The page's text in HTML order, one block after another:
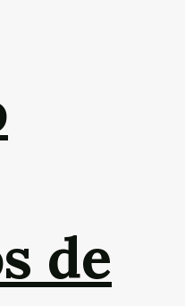
de